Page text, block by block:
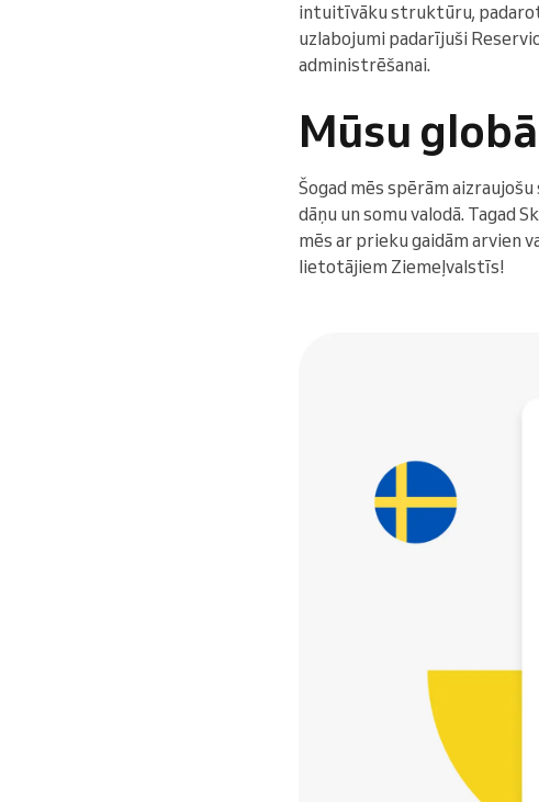
intuitīvāku struktūru, padarot
uzlabojumi padarījuši
administrēšanai.
Mūsu
Šogad mēs spērām
dāņu un somu valodā. Tagad
mēs ar prieku gaidām arvien
lietotājiem Ziemeļvalstīs!